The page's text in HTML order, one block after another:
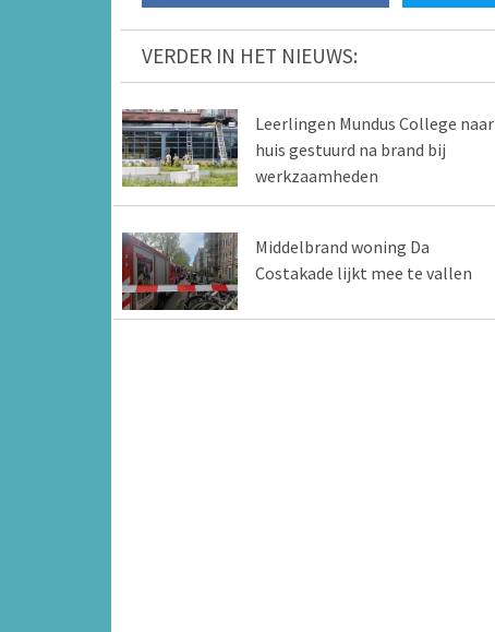
VERDER IN HET NIEUWS:
Leerlingen Mundus College naar
huis gestuurd na brand bij
werkzaamheden
Middelbrand woning Da
Costakade lijkt mee te vallen